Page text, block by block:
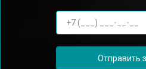
Отправить